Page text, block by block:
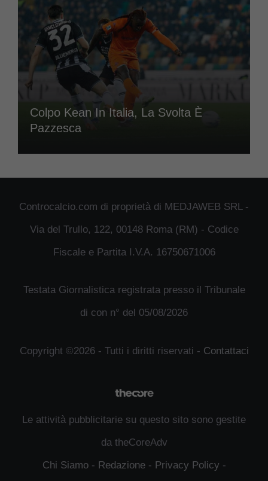
Colpo Kean In Italia, La Svolta È
Pazzesca
Controcalcio.com di proprietà di MEDJAWEB SRL -
Via del Trullo, 122, 00148 Roma (RM) - Codice
Fiscale e Partita I.V.A. 16750671006
Testata Giornalistica registrata presso il Tribunale
di con n° del 05/08/2026
Copyright ©2026 - Tutti i diritti riservati - Contattaci
Le attività pubblicitarie su questo sito sono gestite
da theCoreAdv
Chi Siamo- Redazione- Privacy Policy -